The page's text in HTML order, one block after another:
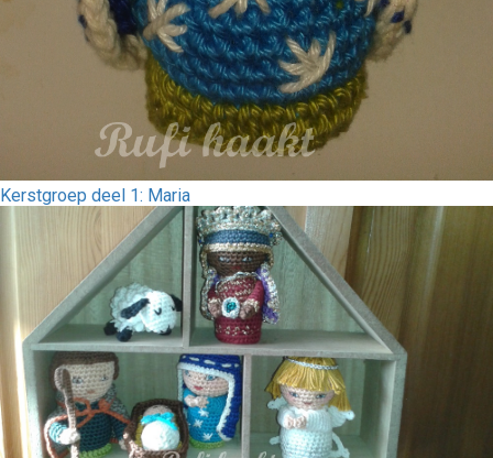
Kerstgroep deel 1: Maria